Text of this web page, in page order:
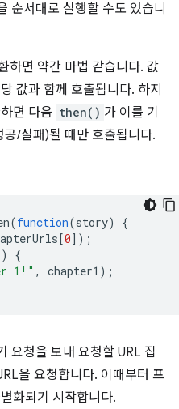
순서대로 실행할 수도 있습니
하면 약간 마법 같습니다. 값
값과 함께 호출됩니다. 하지
면 다음 then() 가 이를 기
/실패)될 때만 호출됩니다.
(function(story)
{
[0]);
)
{
1!" , chapter1 );
요청을 보내 요청할 URL 집
을 요청합니다. 이때부터 프
화되기 시작합니다.